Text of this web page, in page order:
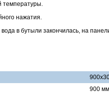
температуры.
нажатия.
в бутыли закончилась, на
900 мм